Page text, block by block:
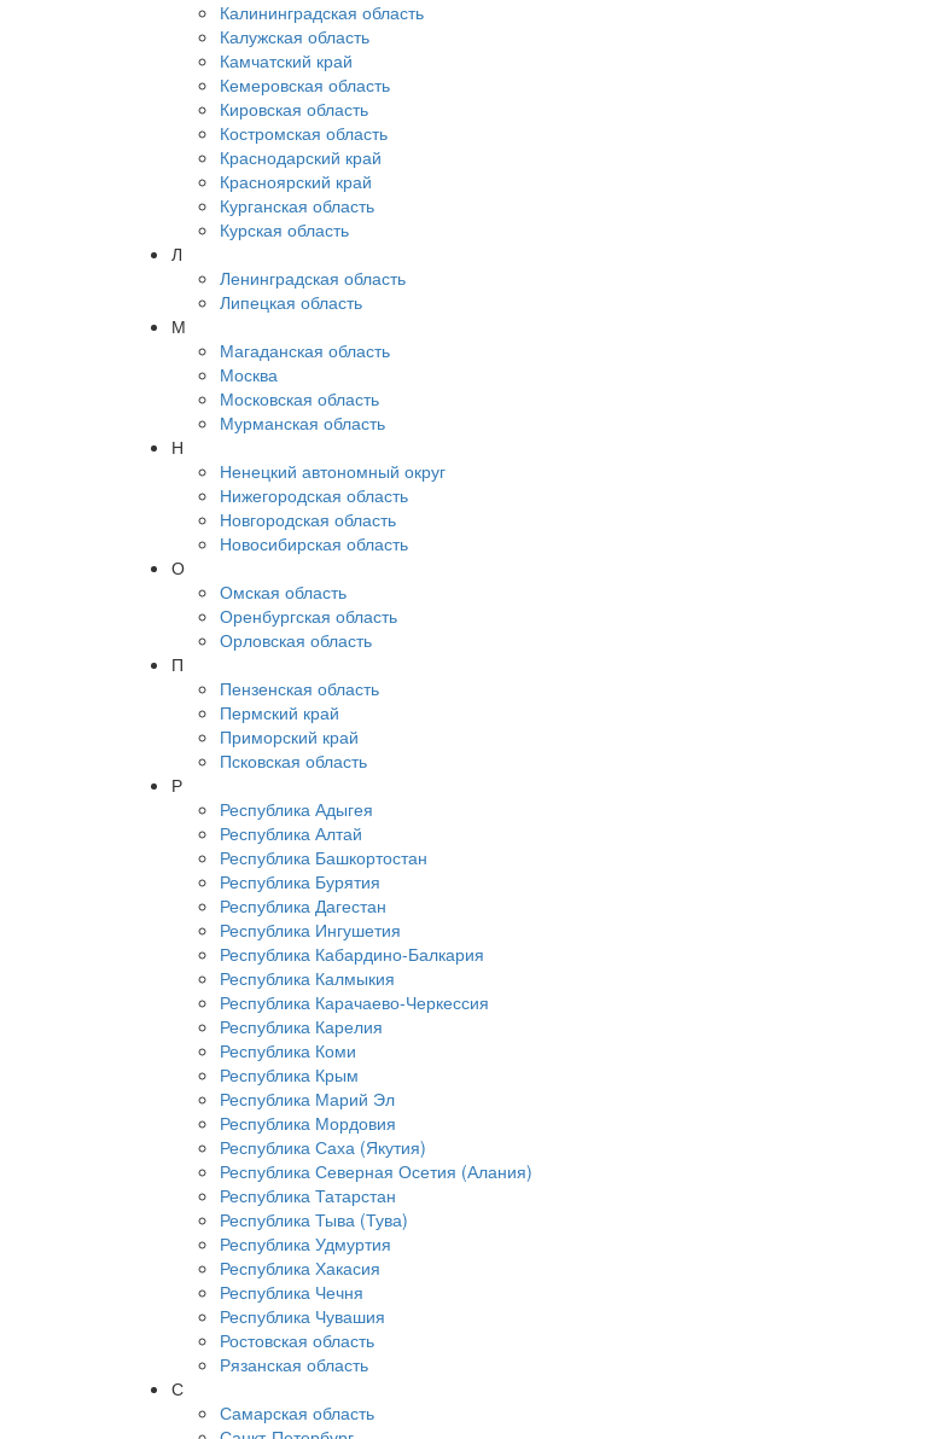
Калининградская область
Калужская область
Камчатский край
Кемеровская область
Кировская область
Костромская область
Краснодарский край
Красноярский край
Курганская область
Курская область
Л
Ленинградская область
Липецкая область
М
Магаданская область
Москва
Московская область
Мурманская область
Н
Ненецкий автономный округ
Нижегородская область
Новгородская область
Новосибирская область
О
Омская область
Оренбургская область
Орловская область
П
Пензенская область
Пермский край
Приморский край
Псковская область
Р
Республика Адыгея
Республика Алтай
Республика Башкортостан
Республика Бурятия
Республика Дагестан
Республика Ингушетия
Республика Кабардино-Балкария
Республика Калмыкия
Республика Карачаево-Черкессия
Республика Карелия
Республика Коми
Республика Крым
Республика Марий Эл
Республика Мордовия
Республика Саха (Якутия)
Республика Северная Осетия (Алания)
Республика Татарстан
Республика Тыва (Тува)
Республика Удмуртия
Республика Хакасия
Республика Чечня
Республика Чувашия
Ростовская область
Рязанская область
С
Самарская область